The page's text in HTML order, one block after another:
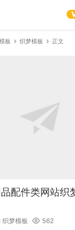
板 织梦模板 正文
配件类网站织
织梦模板 562